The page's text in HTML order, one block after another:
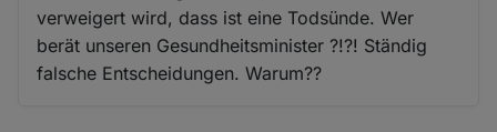
verweigert wird, dass ist eine Todsünde. Wer
berät unseren Gesundheitsminister ?!?! Ständig
falsche Entscheidungen. Warum??